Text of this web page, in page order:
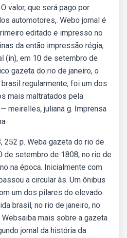
valor, que será pago por
automotores,. Webo jornal é
editado e impresso no
da então impressão régia,
(in), em 10 de setembro de
gazeta do rio de janeiro, o
regularmente, foi um dos
mais maltratados pela
meirelles, juliana g. Imprensa
252 p. Weba gazeta do rio de
de setembro de 1808, no rio de
na época. Inicialmente com
a circular às. Um ônibus
um dos pilares do elevado
brasil, no rio de janeiro, no
mais sobre a gazeta
jornal da história da